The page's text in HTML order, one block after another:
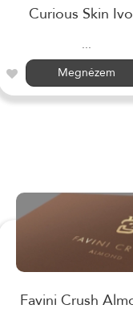
Curious Skin
...
Megnézem
Favini Crush